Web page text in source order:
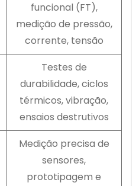
funcional (FT),
medição de pressão,
corrente, tensão
Testes de
durabilidade, ciclos
térmicos, vibração,
ensaios destrutivos
Medição precisa de
sensores,
prototipagem e